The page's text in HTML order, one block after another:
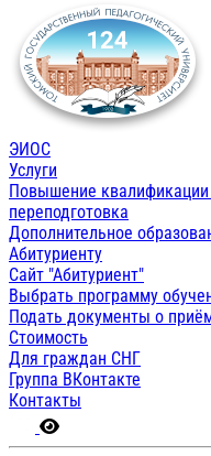
ЭИОС
Услуги
Повышение квалификации
переподготовка
Дополнительное
Абитуриенту
Сайт "Абитуриент"
Выбрать программу
Подать документы о
Стоимость
Для граждан СНГ
Группа ВКонтакте
Контакты